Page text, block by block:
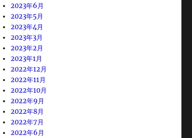
2023年6月
2023年5月
2023年4月
2023年3月
2023年2月
2023年1月
2022年12月
2022年11月
2022年10月
2022年9月
2022年8月
2022年7月
2022年6月